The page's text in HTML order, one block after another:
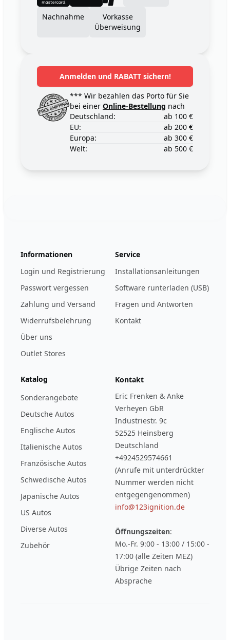
Nachnahme
Vorkasse
Überweisung
Anmelden und RABATT sichern!
*** Wir bezahlen das Porto für Sie
bei einer Online-Bestellung nach
Deutschland:
ab 100 €
EU:
ab 200 €
Europa:
ab 300 €
Welt:
ab 500 €
Informationen
Login und Registrierung
Passwort vergessen
Zahlung und Versand
Widerrufsbelehrung
Über uns
Outlet Stores
Service
Installationsanleitungen
Software runterladen (USB)
Fragen und Antworten
Kontakt
Katalog
Sonderangebote
Deutsche Autos
Englische Autos
Italienische Autos
Französische Autos
Schwedische Autos
Japanische Autos
US Autos
Diverse Autos
Zubehör
Kontakt
Eric Frenken & Anke
Verheyen GbR
Industriestr. 9c
52525 Heinsberg
Deutschland
+4924529574661
(Anrufe mit unterdrückter
Nummer werden nicht
entgegengenommen)
info@123ignition.de
Öffnungszeiten:
Mo.-Fr. 9:00 - 13:00 / 15:00 -
17:00 (alle Zeiten MEZ)
Übrige Zeiten nach
Absprache